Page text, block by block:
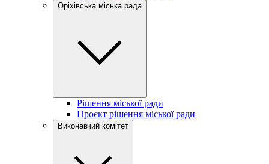
Оріхівська міська рада
Рішення міської ради
Проєкт рішення міської ради
Виконавчий комітет